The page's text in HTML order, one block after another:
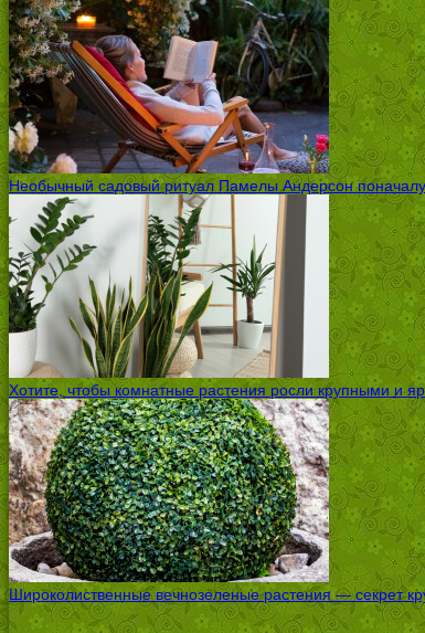
Необычный садовый ритуал Памелы Андерсон поначалу
Хотите, чтобы комнатные растения росли крупными и
Широколиственные вечнозеленые растения — секрет